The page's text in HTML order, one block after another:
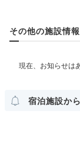
泉へすぐに入りま
キッズスペース
部屋情報
その他の施設情報
宿泊施設か